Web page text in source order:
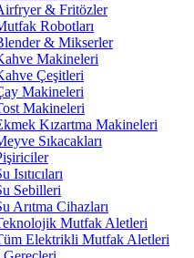
& Fritözler
Robotları
& Mikserler
Makineleri
Çeşitleri
Makineleri
Makineleri
Kızartma Makineleri
Sıkacakları
Isıtıcıları
Sebilleri
Arıtma Cihazları
Mutfak Aletleri
Elektrikli Mutfak Aletleri